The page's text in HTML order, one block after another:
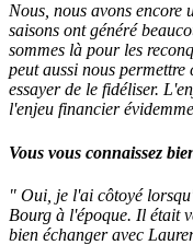
Nous, nous avons encore
saisons ont généré
sommes là pour les
peut aussi nous
essayer de le fidéliser.
l'enjeu financier
Vous vous connaissez
" Oui, je l'ai côtoyé
Bourg à l'époque. Il était
bien échanger avec